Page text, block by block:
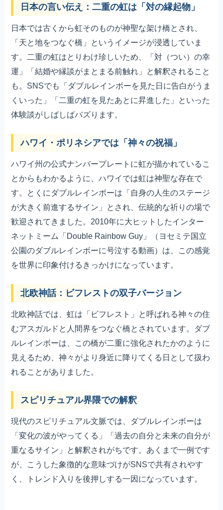
日本の言い伝え：二重の虹は「対の縁起物」
日本では古くから虹そのものが神聖な架け橋とされ、
「天と地をつなぐ橋」というイメージが浸透していま
す。二重の虹はとりわけ珍しいため、「対（つい）の幸
運」「結婚や縁談がまとまる前触れ」と解釈されること
も。SNSでも「ダブルレインボーを見た日に告白がうま
くいった」「二重の虹を見たあとに昇進した」といった
体験談がしばしばバズります。
ハワイ・ポリネシアでは「神々の祝福」
ハワイ州の公式ナンバープレートに虹が描かれているこ
とからもわかるように、ハワイでは虹は神聖な存在で
す。とくにダブルレインボーは「自身の人生のステージ
が大きく前進するサイン」とされ、伝統的な祈りの場で
歓迎されてきました。2010年に大ヒットしたインター
ネットミーム「Double Rainbow Guy」（ヨセミテ国立
公園のダブルレインボーに号泣する動画）は、この感覚
を世界に印象付けるきっかけになっています。
北欧神話：ビフレストの双子バージョン
北欧神話では、虹は「ビフレスト」と呼ばれる神々の住
むアスガルドと人間界をつなぐ橋とされています。ダブ
ルレインボーは、この橋が二重に強化されたかのように
見えるため、神々がより身近に降りてくる日として扱わ
れることがありました。
スピリチュアル界隈での解釈
現代のスピリチュアル文脈では、ダブルレインボーは
「変化の波がやってくる」「過去の自分と未来の自分が
重なるサイン」と解釈されがちです。あくまで一例です
が、こうした象徴的な意味づけがSNSで共有されやす
く、トレンド入りを後押しする一因になっています。